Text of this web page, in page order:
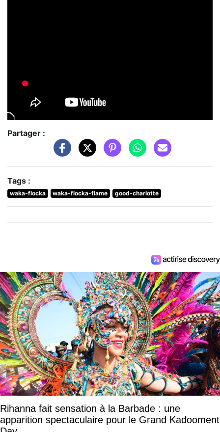
Partager :
Tags :
waka-flocka waka-flocka-flame good-charlotte
Rihanna fait sensation à la Barbade : une
apparition spectaculaire pour le Grand Kadooment